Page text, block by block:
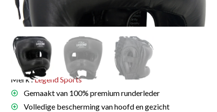
Merk :Legend Sports
Gemaakt van 100% premium runderleder
Volledige bescherming van hoofd en gezicht